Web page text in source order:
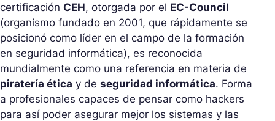
certificación CEH, otorgada por el EC-Council
(organismo fundado en 2001, que rápidamente se
posicionó como líder en el campo de la formación
en seguridad informática), es reconocida
mundialmente como una referencia en materia de
piratería ética y de seguridad informática. Forma
a profesionales capaces de pensar como hackers
para así poder asegurar mejor los sistemas y las